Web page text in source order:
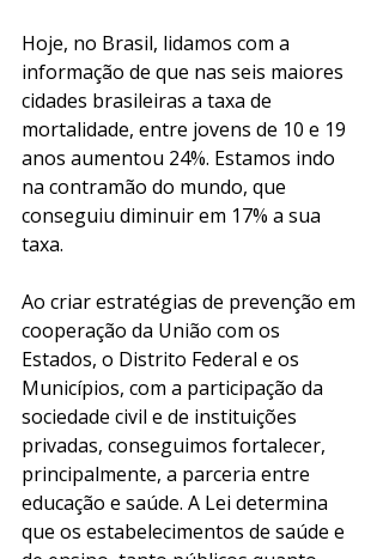
Hoje, no Brasil, lidamos com a
informação de que nas seis maiores
cidades brasileiras a taxa de
mortalidade, entre jovens de 10 e 19
anos aumentou 24%. Estamos indo
na contramão do mundo, que
conseguiu diminuir em 17% a sua
taxa.
Ao criar estratégias de prevenção em
cooperação da União com os
Estados, o Distrito Federal e os
Municípios, com a participação da
sociedade civil e de instituições
privadas, conseguimos fortalecer,
principalmente, a parceria entre
educação e saúde. A Lei determina
que os estabelecimentos de saúde e